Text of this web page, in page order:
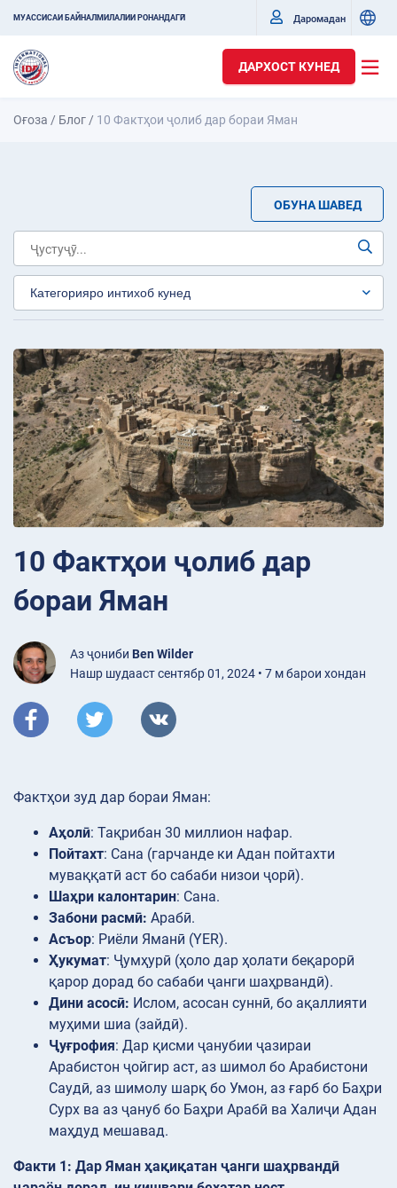
МУАССИСАИ БАЙНАЛМИЛАЛИИ РОНАНДАГӢ Даромадан
ДАРХОСТ КУНЕД
Оғоза / Блог / 10 Фактҳои ҷолиб дар бораи Яман
ОБУНА ШАВЕД
10 Фактҳои ҷолиб дар
бораи Яман
Аз ҷониби Ben Wilder
Нашр шудааст сентябр 01, 2024 • 7 м барои хондан
Фактҳои зуд дар бораи Яман:
Аҳолӣ: Тақрибан 30 миллион нафар.
Пойтахт: Сана (гарчанде ки Адан пойтахти
муваққатӣ аст бо сабаби низои ҷорӣ).
Шаҳри калонтарин: Сана.
Забони расмӣ: Арабӣ.
Асъор: Риёли Яманӣ (YER).
Ҳукумат: Ҷумҳурӣ (ҳоло дар ҳолати беқарорӣ
қарор дорад бо сабаби ҷанги шаҳрвандӣ).
Дини асосӣ: Ислом, асосан суннӣ, бо ақаллияти
муҳими шиа (зайдӣ).
Ҷуғрофия: Дар қисми ҷанубии ҷазираи
Арабистон ҷойгир аст, аз шимол бо Арабистони
Саудӣ, аз шимолу шарқ бо Умон, аз ғарб бо Баҳри
Сурх ва аз ҷануб бо Баҳри Арабӣ ва Халиҷи Адан
маҳдуд мешавад.
Факти 1: Дар Яман ҳақиқатан ҷанги шаҳрвандӣ